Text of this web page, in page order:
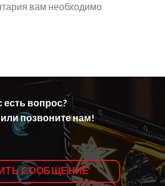
вам необходимо
есть вопрос?
позвоните нам!
СООБЩЕНИЕ